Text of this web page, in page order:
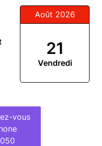
Août 2026
21
Vendredi
vous